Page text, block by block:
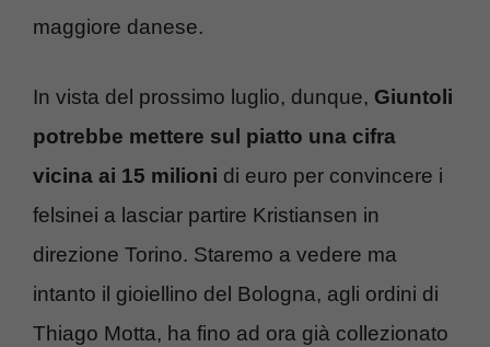
maggiore danese.
In vista del prossimo luglio, dunque, Giuntoli
potrebbe mettere sul piatto una cifra
vicina ai 15 milioni di euro per convincere i
felsinei a lasciar partire Kristiansen in
direzione Torino. Staremo a vedere ma
intanto il gioiellino del Bologna, agli ordini di
Thiago Motta, ha fino ad ora già collezionato